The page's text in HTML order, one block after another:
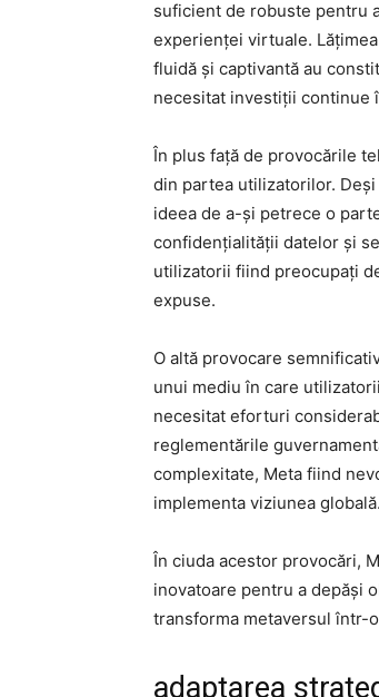
suficient de robuste pentru
experienței virtuale.
fluidă și captivantă au
necesitat investiții continue
În plus față de provocările
din partea utilizatorilor.
ideea de a-și petrece o
confidențialității datelor și
utilizatorii fiind preocupați
expuse.
O altă provocare
unui mediu în care
necesitat eforturi
reglementările
complexitate, Meta fiind
implementa viziunea globală.
În ciuda acestor provocări,
inovatoare pentru a depăși
transforma metaversul într-
adaptarea